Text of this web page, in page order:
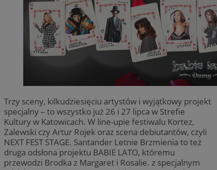
Trzy sceny, kilkudziesięciu artystów i wyjątkowy projekt
specjalny – to wszystko już 26 i 27 lipca w Strefie
Kultury w Katowicach. W line-upie festiwalu Kortez,
Zalewski czy Artur Rojek oraz scena debiutantów, czyli
NEXT FEST STAGE. Santander Letnie Brzmienia to też
druga odsłona projektu BABIE LATO, któremu
przewodzi Brodka z Margaret i Rosalie. z specjalnym